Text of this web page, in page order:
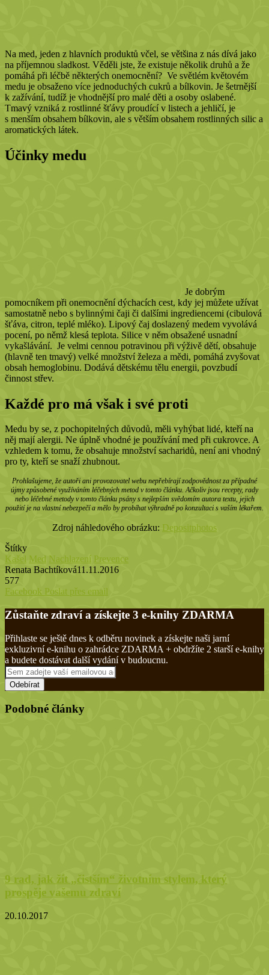
Na med, jeden z hlavních produktů včel, se většina z nás dívá jako
na příjemnou sladkost. Věděli jste, že existuje několik druhů a že
pomáhá při léčbě některých onemocnění? Ve světlém květovém
medu je obsaženo více jednoduchých cukrů a bílkovin. Je šetrnější
k zažívání, tudíž je vhodnější pro malé děti a osoby oslabené.
Tmavý vzniká z rostlinné šťávy proudící v listech a jehličí, je
s menším obsahem bílkovin, ale s větším obsahem rostlinných silic a
aromatických látek.
Účinky medu
Je dobrým
pomocníkem při onemocnění dýchacích cest, kdy jej můžete užívat
samostatně nebo s bylinnými čaji či dalšími ingrediencemi (cibulová
šťáva, citron, teplé mléko). Lipový čaj doslazený medem vyvolává
pocení, po němž klesá teplota. Silice v něm obsažené usnadní
vykašlávání. Je velmi cennou potravinou při výživě dětí, obsahuje
(hlavně ten tmavý) velké množství železa a mědi, pomáhá zvyšovat
obsah hemoglobinu. Dodává dětskému tělu energii, povzbudí
činnost střev.
Každé pro má však i své proti
Medu by se, z pochopitelných důvodů, měli vyhýbat lidé, kteří na
něj mají alergii. Ne úplně vhodné je používání med při cukrovce. A
vzhledem k tomu, že obsahuje množství sacharidů, není ani vhodný
pro ty, kteří se snaží zhubnout.
Prohlašujeme, že autoři ani provozovatel webu nepřebírají zodpovědnost za případné
újmy způsobené využíváním léčebných metod v tomto článku. Ačkoliv jsou recepty, rady
nebo léčebné metody v tomto článku psány s nejlepším svědomím autora textu, jejich
použití je na vlastní nebezpečí a mělo by probíhat výhradně po konzultaci s vaším lékařem.
Zdroj náhledového obrázku: Depositphotos
Štítky
Kašel Med Nachlazení Prevence
Renata Bachtíková11.11.2016
577
Facebook Poslat přes email
Zůstaňte zdraví a získejte 3 e-knihy ZDARMA
Přihlaste se ještě dnes k odběru novinek a získejte naši jarní
exkluzivní e-knihu o zahrádce ZDARMA + obdržíte 2 starší e-knihy
a budete dostávat další vydání v budoucnu.
Sem
zadejte
vaší
emailovou
adresu
Podobné články
9 rad, jak žít „čistším“ životním stylem, který
prospěje vašemu zdraví
20.10.2017